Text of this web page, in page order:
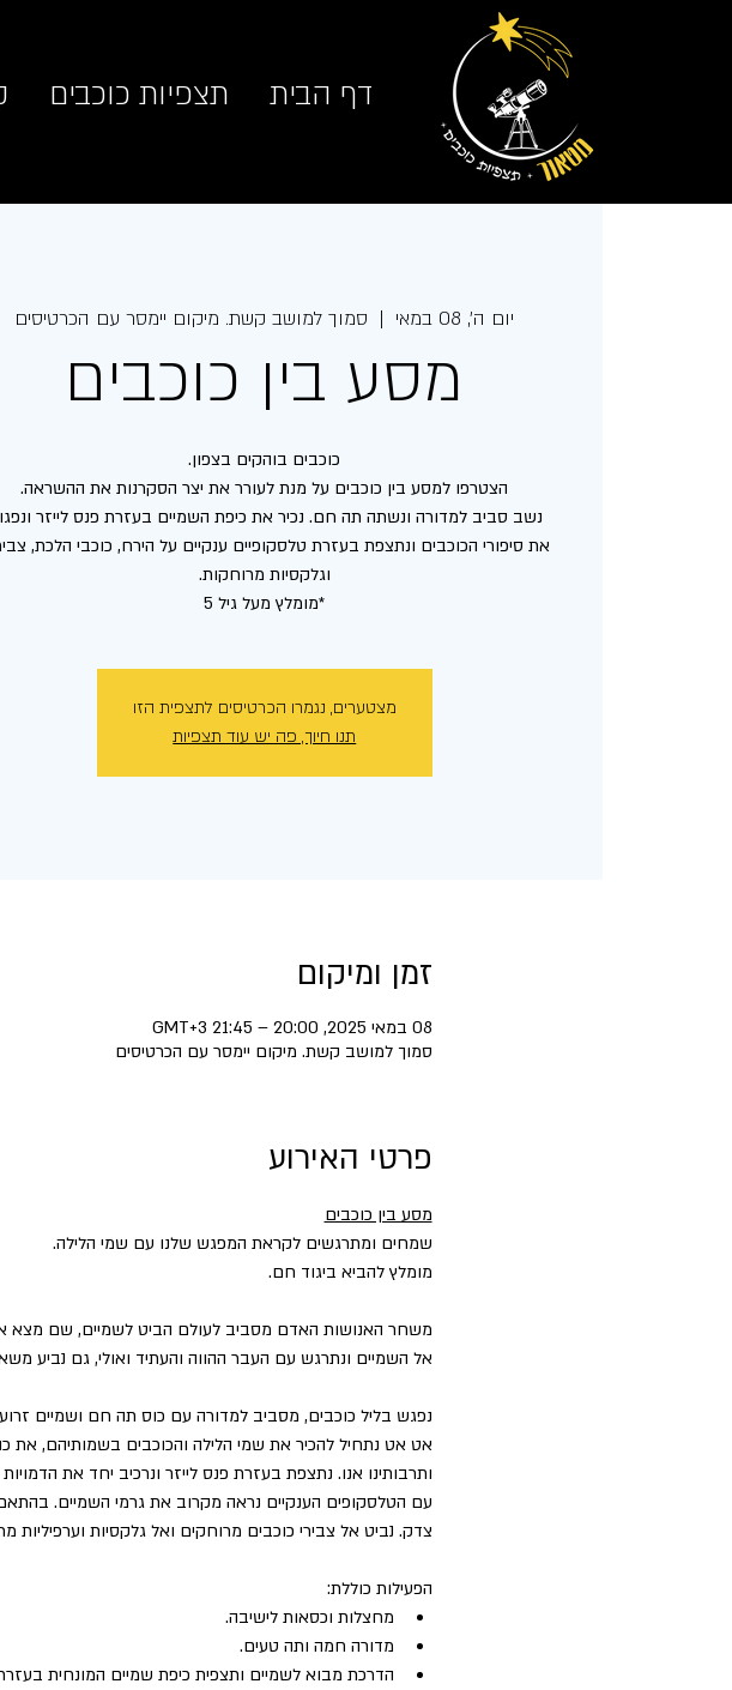
דף הבית תצפיות כוכבים
יום ה׳, 08 במאי
  |
סמוך למושב קשת. מיקום יימסר עם הכרטיסים
מסע בין כוכבים
כוכבים בוהקים בצפון.
הצטרפו למסע בין כוכבים על מנת לעורר את יצר הסקרנות את ההשראה.
נשב סביב למדורה ונשתה תה חם. נכיר את כיפת השמיים בעזרת פנס לייזר
את סיפורי הכוכבים ונתצפת בעזרת טלסקופיים ענקיים על הירח, כוכבי הלכת,
*מומלץ מעל גיל 5
מצטערים, נגמרו הכרטיסים לתצפית הזו
תנו חיוך, פה יש עוד תצפיות
זמן ומיקום
08 במאי 2025, 20:00 – 21:45 GMT‎+3‎
סמוך למושב קשת. מיקום יימסר עם הכרטיסים
פרטי האירוע
מסע בין כוכבים
שמחים ומתרגשים לקראת המפגש שלנו עם שמי הלילה.
מומלץ להביא ביגוד חם.
משחר האנושות האדם מסביב לעולם הביט לשמיים, שם מצא
אל השמיים ונתרגש עם העבר ההווה והעתיד ואולי, גם נביע
נפגש בליל כוכבים, מסביב למדורה עם כוס תה חם ושמיים
אט אט נתחיל להכיר את שמי הלילה והכוכבים בשמותיהם, את
ותרבותינו אנו. נתצפת בעזרת פנס לייזר ונרכיב יחד את
עם הטלסקופים הענקיים נראה מקרוב את גרמי השמיים.
צדק. נביט אל צבירי כוכבים מרוחקים ואל גלקסיות וערפיליות
הפעילות כוללת:
מחצלות וכסאות לישיבה.
מדורה חמה ותה טעים.
הדרכת מבוא לשמיים ותצפית כיפת שמיים המונחית